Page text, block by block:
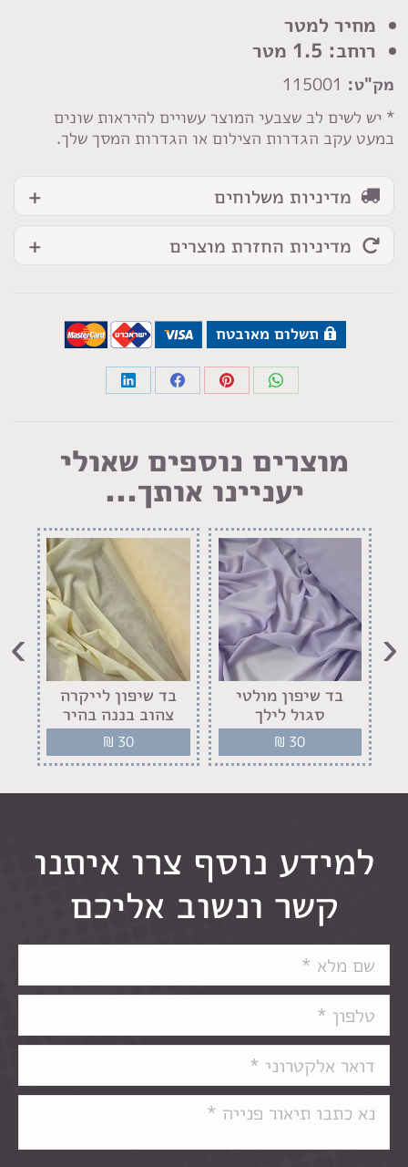
מחיר למטר
רוחב: 1.5 מטר
מק"ט:
* יש לשים לב שצבעי המוצר עשויים להיראות שונים
במעט עקב הגדרות הצילום או הגדרות המסך שלך.
שיפון
מולטי
בז
בהיר
מדיניות משלוחים
מדיניות החזרת מוצרים
תשלום מאובטח
Share
Share
Share
Share
LinkedIn
מוצרים נוספים שאולי
יעניינו אותך...
בד שיפון מולטי
סגול לילך
₪ 30
בד שיפון לייקרה
צהוב בננה בהיר
₪ 30
‹
›
למידע נוסף צרו איתנו
קשר ונשוב אליכם